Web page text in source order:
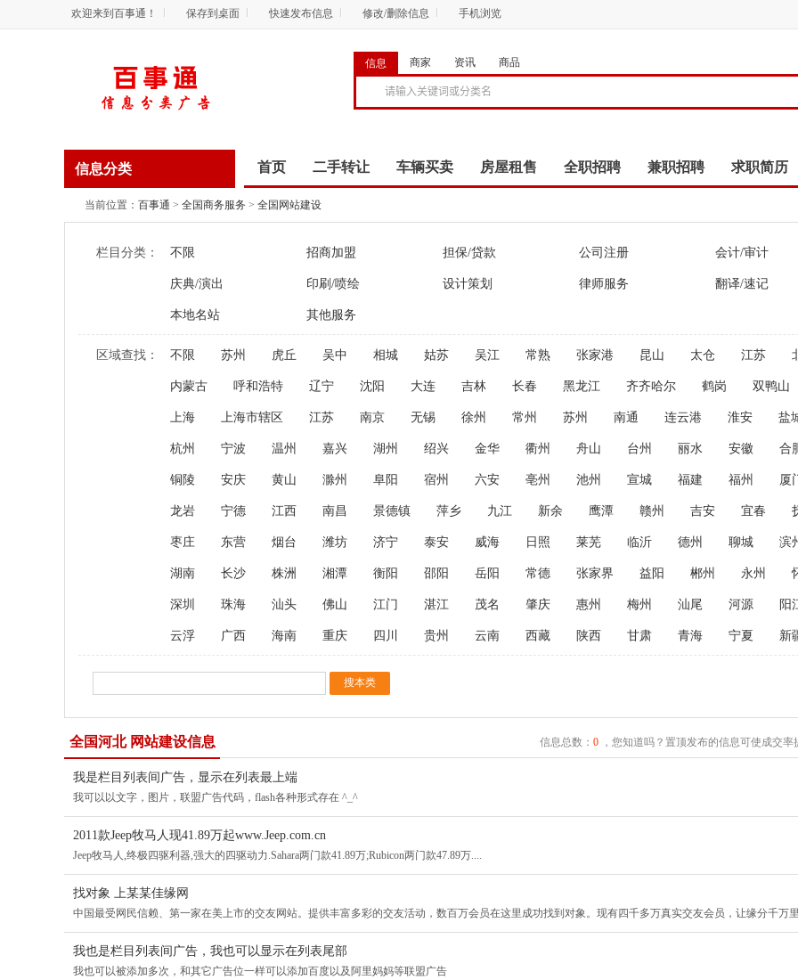
欢迎来到百事通！ 保存到桌面 快速发布信息 修改/删除信息 手机浏览
信息 商家 资讯 商品
信息分类 首页 二手转让 车辆买卖 房屋租售 全职招聘 兼职招聘 求职简历
商务服务
当前位置： 百事通 > 全国商务服务 > 全国网站建设
栏目分类： 不限 招商加盟 担保/贷款 公司注册 会计/审计
庆典/演出 印刷/喷绘 设计策划 律师服务 翻译/速记
本地名站 其他服务
区域查找： 不限 苏州 虎丘 吴中 相城 姑苏 吴江 常熟 张家港 昆山 太仓 江苏
内蒙古 呼和浩特 辽宁 沈阳 大连 吉林 长春 黑龙江 齐齐哈尔 鹤岗 双鸭山
上海 上海市辖区 江苏 南京 无锡 徐州 常州 苏州 南通 连云港 淮安 盐
杭州 宁波 温州 嘉兴 湖州 绍兴 金华 衢州 舟山 台州 丽水 安徽 合
铜陵 安庆 黄山 滁州 阜阳 宿州 六安 亳州 池州 宣城 福建 福州 厦
龙岩 宁德 江西 南昌 景德镇 萍乡 九江 新余 鹰潭 赣州 吉安 宜春
枣庄 东营 烟台 潍坊 济宁 泰安 威海 日照 莱芜 临沂 德州 聊城 滨
湖南 长沙 株洲 湘潭 衡阳 邵阳 岳阳 常德 张家界 益阳 郴州 永州
深圳 珠海 汕头 佛山 江门 湛江 茂名 肇庆 惠州 梅州 汕尾 河源 阳
云浮 广西 海南 重庆 四川 贵州 云南 西藏 陕西 甘肃 青海 宁夏 新
全国河北 网站建设信息 信息总数： 0，您知道吗？置顶发布的信息可使成交率
我是栏目列表间广告，显示在列表最上端
我可以以文字，图片，联盟广告代码，flash各种形式存在 ^_^
2011款Jeep牧马人现41.89万起www.Jeep.com.cn
Jeep牧马人,终极四驱利器,强大的四驱动力.Sahara两门款41.89万;Rubicon两门款47.89万....
找对象 上某某佳缘网
中国最受网民信赖、第一家在美上市的交友网站。提供丰富多彩的交友活动，数百万会员在这里成功找到对象。现有四千多万真实交友会员，让缘分千万
我也是栏目列表间广告，我也可以显示在列表尾部
我也可以被添加多次，和其它广告位一样可以添加百度以及阿里妈妈等联盟广告